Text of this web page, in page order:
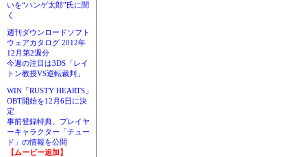
いを“ハンゲ太郎”氏に聞
く
週刊ダウンロードソフト
ウェアカタログ 2012年
12月第2週分
今週の注目は3DS「レイ
トン教授VS逆転裁判」
WIN「RUSTY HEARTS」
OBT開始を12月6日に決
定
事前登録特典、プレイヤ
ーキャラクター「チュー
ド」の情報を公開
【ムービー追加】